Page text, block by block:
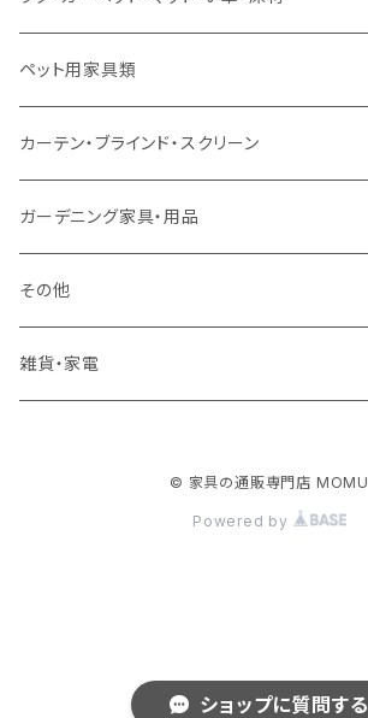
ショップに質問する
ソファ付属品
クッション・座椅子
ダブルサイズ（マットレス付）
ダブルサイズ以上（マットレス付）
ロフトベッド
二段ベッド
マットレス
サイドテーブル・コーヒーテーブル
デスク
オフィスチェア・ゲーミングチェア
ダイニングベンチ・スツール
コタツ・布団セット
食器棚・収納庫
レンジ台・カウンター
ラック
TVボード
キャビネット・飾り棚
マット・フロアタイル
ラグ
カーペット
ペット用家具類
カーテン・ブラインド・スクリーン
ガーデニング家具・用品
その他
雑貨・家電
© 家具の通販専門店 MOMU
Powered by